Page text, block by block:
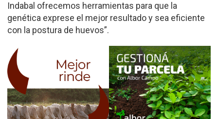
Indabal ofrecemos herramientas para que la
genética exprese el mejor resultado y sea eficiente
con la postura de huevos”.